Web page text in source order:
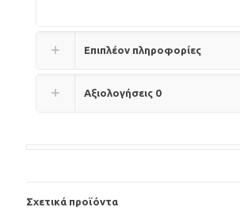
Επιπλέον πληροφορίες
Αξιολογήσεις 0
Σχετικά προϊόντα